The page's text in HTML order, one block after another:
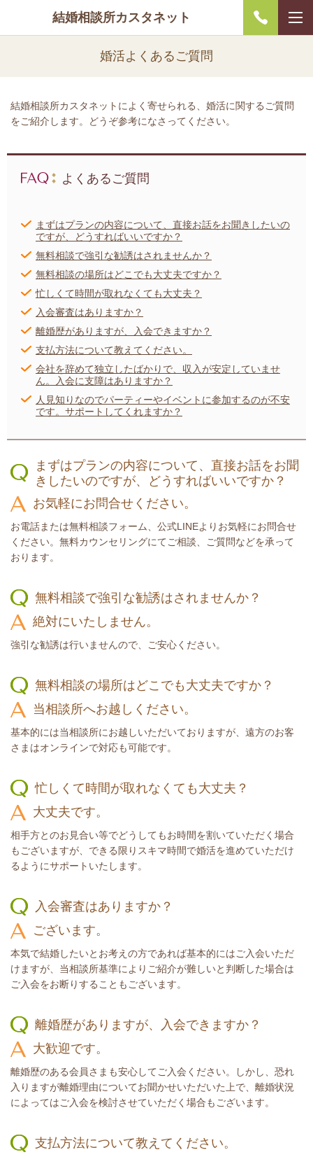
結婚相談所カスタネット
婚活よくあるご質問
結婚相談所カスタネットによく寄せられる、婚活に関するご質問
をご紹介します。どうぞ参考になさってください。
よくあるご質問
まずはプランの内容について、直接お話をお聞きしたいの
ですが、どうすればいいですか？
無料相談で強引な勧誘はされませんか？
無料相談の場所はどこでも大丈夫ですか？
忙しくて時間が取れなくても大丈夫？
入会審査はありますか？
離婚歴がありますが、入会できますか？
支払方法について教えてください。
会社を辞めて独立したばかりで、収入が安定していませ
ん。入会に支障はありますか？
人見知りなのでパーティーやイベントに参加するのが不安
です。サポートしてくれますか？
まずはプランの内容について、直接お話をお聞
きしたいのですが、どうすればいいですか？
お気軽にお問合せください。
お電話または無料相談フォーム、公式LINEよりお気軽にお問合せ
ください。無料カウンセリングにてご相談、ご質問などを承って
おります。
無料相談で強引な勧誘はされませんか？
絶対にいたしません。
強引な勧誘は行いませんので、ご安心ください。
無料相談の場所はどこでも大丈夫ですか？
当相談所へお越しください。
基本的には当相談所にお越しいただいておりますが、遠方のお客
さまはオンラインで対応も可能です。
忙しくて時間が取れなくても大丈夫？
大丈夫です。
相手方とのお見合い等でどうしてもお時間を割いていただく場合
もございますが、できる限りスキマ時間で婚活を進めていただけ
るようにサポートいたします。
入会審査はありますか？
ございます。
本気で結婚したいとお考えの方であれば基本的にはご入会いただ
けますが、当相談所基準によりご紹介が難しいと判断した場合は
ご入会をお断りすることもございます。
離婚歴がありますが、入会できますか？
大歓迎です。
離婚歴のある会員さまも安心してご入会ください。しかし、恐れ
入りますが離婚理由についてお聞かせいただいた上で、離婚状況
によってはご入会を検討させていただく場合もございます。
支払方法について教えてください。